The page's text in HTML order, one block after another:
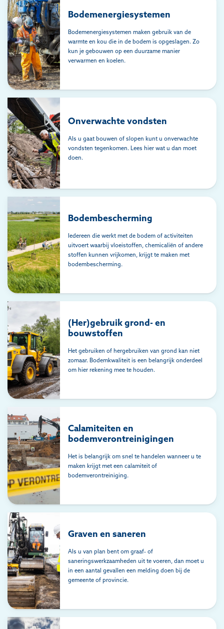
Bodemenergiesystemen
Bodemenergiesystemen maken gebruik van de
warmte en kou die in de bodem is opgeslagen. Zo
kun je gebouwen op een duurzame manier
verwarmen en koelen.
Onverwachte vondsten
Als u gaat bouwen of slopen kunt u onverwachte
vondsten tegenkomen. Lees hier wat u dan moet
doen.
Bodembescherming
Iedereen die werkt met de bodem of activiteiten
uitvoert waarbij vloeistoffen, chemicaliën of andere
stoffen kunnen vrijkomen, krijgt te maken met
bodembescherming.
(Her)gebruik grond- en
bouwstoffen
Het gebruiken of hergebruiken van grond kan niet
zomaar. Bodemkwaliteit is een belangrijk onderdeel
om hier rekening mee te houden.
Calamiteiten en
bodemverontreinigingen
Het is belangrijk om snel te handelen wanneer u te
maken krijgt met een calamiteit of
bodemverontreiniging.
Graven en saneren
Als u van plan bent om graaf- of
saneringswerkzaamheden uit te voeren, dan moet u
in een aantal gevallen een melding doen bij de
gemeente of provincie.